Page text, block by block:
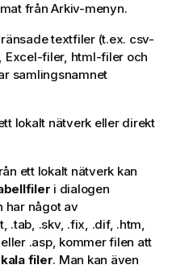
från Arkiv-menyn.
textfiler (t.ex. csv-
filer, html-filer och
samlingsnamnet
lokalt nätverk eller direkt
ett lokalt nätverk kan
i dialogen
har något av
.tab, .skv, .fix, .dif, .htm,
.asp, kommer filen att
filer. Man kan även